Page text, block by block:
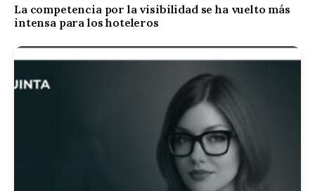
La competencia por la visibilidad se ha vuelto más
intensa para los hoteleros